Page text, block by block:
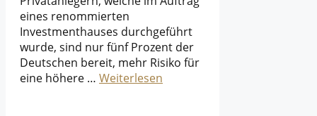
eines renommierten
Investmenthauses durchgeführt
wurde, sind nur fünf Prozent der
Deutschen bereit, mehr Risiko für
eine höhere … Weiterlesen